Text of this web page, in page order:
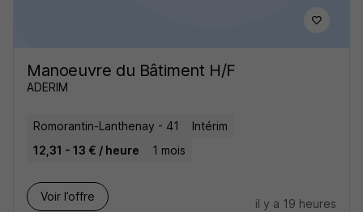
Manoeuvre du Bâtiment H/F
ADERIM
Romorantin-Lanthenay - 41
Intérim
12,31 - 13 € / heure
1 mois
Voir l’offre
il y a 19 heures